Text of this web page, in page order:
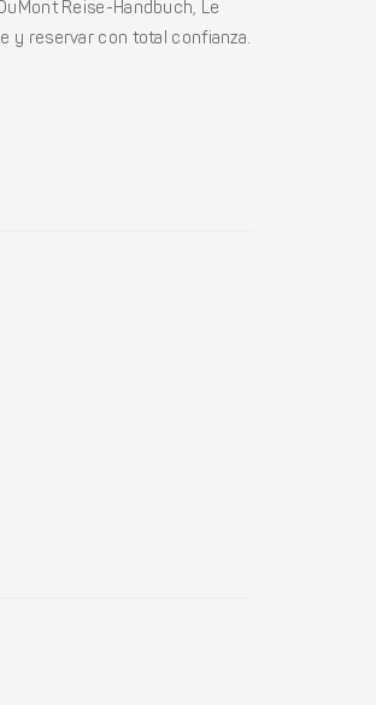
Reise-Handbuch, Le
y reservar con total confianza.